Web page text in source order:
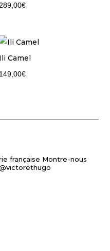
289,00€
Ili Camel
149,00€
française Montre-nous